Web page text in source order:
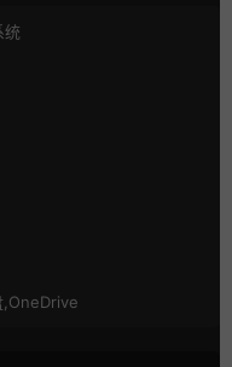
统
,OneDrive